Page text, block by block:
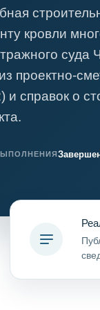
кровли
суда
проектно-
и справок о